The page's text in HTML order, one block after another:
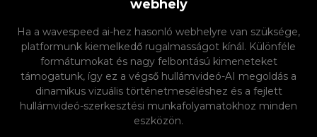
webhely
Ha a wavespeed ai-hez hasonló webhelyre van szüksége,
platformunk kiemelkedő rugalmasságot kínál. Különféle
formátumokat és nagy felbontású kimeneteket
támogatunk, így ez a végső hullámvideó-AI megoldás a
dinamikus vizuális történetmeséléshez és a fejlett
hullámvideó-szerkesztési munkafolyamatokhoz minden
eszközön.